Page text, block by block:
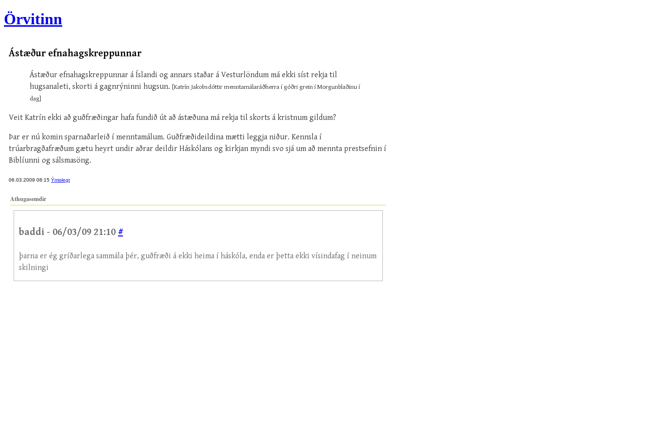
Örvitinn
Ástæður efnahagskreppunnar
Ástæður efnahagskreppunnar á Íslandi og annars staðar á Vesturlöndum má ekki síst rekja til
hugsanaleti, skorti á gagnrýninni hugsun. [Katrín Jakobsdóttir menntamálaráðherra í góðri grein í Morgunblaðinu í
dag]
Veit Katrín ekki að guðfræðingar hafa fundið út að ástæðuna má rekja til skorts á kristnum gildum?
Þar er nú komin sparnaðarleið í menntamálum. Guðfræðideildina mætti leggja niður. Kennsla í
trúarbragðafræðum gætu heyrt undir aðrar deildir Háskólans og kirkjan myndi svo sjá um að mennta prestsefnin í
Biblíunni og sálsmasöng.
06.03.2009 08:15 Ýmislegt
Athugasemdir
baddi - 06/03/09 21:10 #
þarna er ég gríðarlega sammála þér, guðfræði á ekki heima í háskóla, enda er þetta ekki vísindafag í neinum
skilningi